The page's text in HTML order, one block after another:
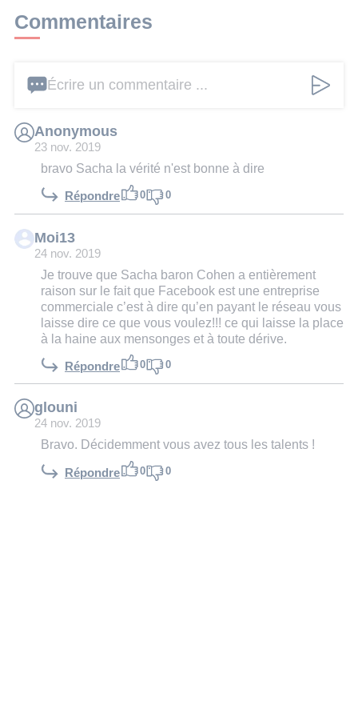
Commentaires
Écrire un commentaire ...
Anonymous
23 nov. 2019
bravo Sacha la vérité n'est bonne à dire
Répondre 0 0
Moi13
24 nov. 2019
Je trouve que Sacha baron Cohen a entièrement
raison sur le fait que Facebook est une entreprise
commerciale c’est à dire qu’en payant le réseau vous
laisse dire ce que vous voulez!!! ce qui laisse la place
à la haine aux mensonges et à toute dérive.
Répondre 0 0
glouni
24 nov. 2019
Bravo. Décidemment vous avez tous les talents !
Répondre 0 0